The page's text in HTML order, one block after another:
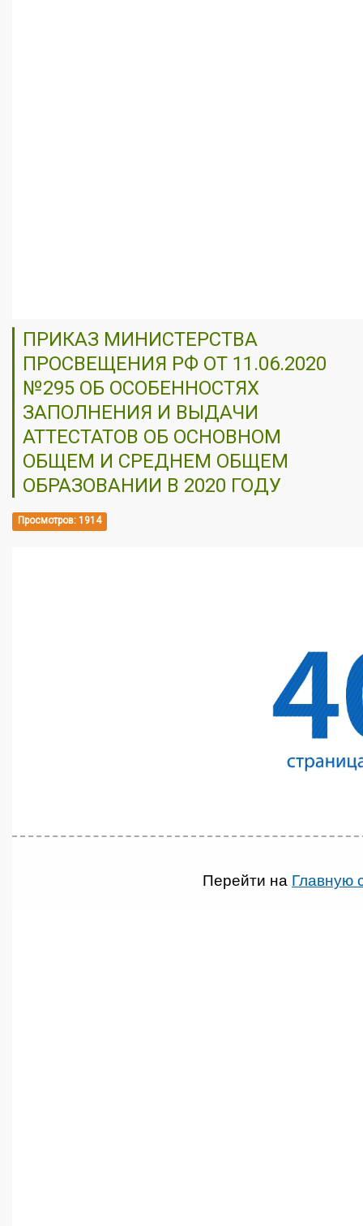
ПРИКАЗ МИНИСТЕРСТВА
ПРОСВЕЩЕНИЯ РФ ОТ 11.06.2020
№295 ОБ ОСОБЕННОСТЯХ
ЗАПОЛНЕНИЯ И ВЫДАЧИ
АТТЕСТАТОВ ОБ ОСНОВНОМ
ОБЩЕМ И СРЕДНЕМ ОБЩЕМ
ОБРАЗОВАНИИ В 2020 ГОДУ
Просмотров: 1914